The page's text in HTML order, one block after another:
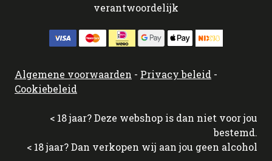
verantwoordelijk
Algemene voorwaarden - Privacy beleid -
Cookiebeleid
< 18 jaar? Deze webshop is dan niet voor jou
bestemd.
< 18 jaar? Dan verkopen wij aan jou geen alcohol